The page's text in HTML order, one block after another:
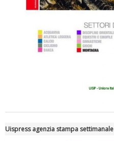
Uispress agenzia stampa settimanale